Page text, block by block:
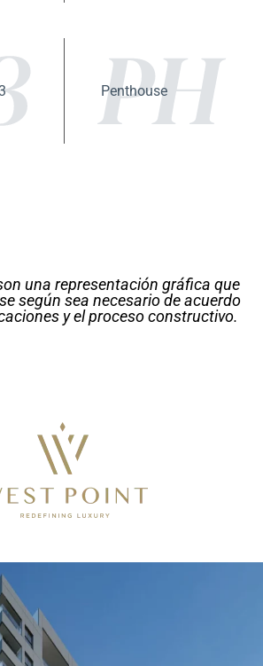
Penthouse
una representación gráfica que
según sea necesario de acuerdo
y el proceso constructivo.